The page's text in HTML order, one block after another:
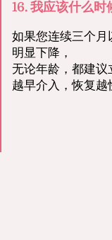
16. 我应该什么
如果您连续三个月
明显下降，
无论年龄，都建议
越早介入，恢复越